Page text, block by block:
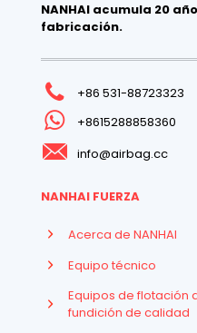
NANHAI acumula 20
fabricación.
+86 531-88723323
+8615288858360
info@airbag.cc
NANHAI FUERZA
Acerca de NANHAI
Equipo técnico
Equipos de flotación
fundición de calidad